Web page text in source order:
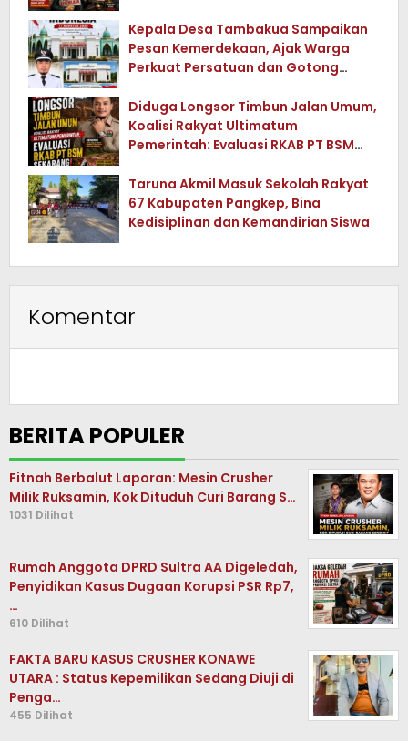
Kepala Desa Tambakua Sampaikan
Pesan Kemerdekaan, Ajak Warga
Perkuat Persatuan dan Gotong
Diduga Longsor Timbun Jalan Umum,
Koalisi Rakyat Ultimatum
Pemerintah: Evaluasi RKAB PT BSM
Taruna Akmil Masuk Sekolah Rakyat
67 Kabupaten Pangkep, Bina
Kedisiplinan dan Kemandirian Siswa
Komentar
BERITA POPULER
Fitnah Berbalut Laporan: Mesin Crusher
Milik Ruksamin, Kok Dituduh Curi Barang S…
1031 Dilihat
Rumah Anggota DPRD Sultra AA Digeledah,
Penyidikan Kasus Dugaan Korupsi PSR Rp7,
…
610 Dilihat
FAKTA BARU KASUS CRUSHER KONAWE
UTARA : Status Kepemilikan Sedang Diuji di
Penga…
455 Dilihat